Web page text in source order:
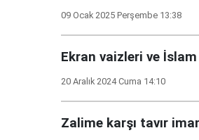
09 Ocak 2025 Perşembe 13:38
Ekran vaizleri ve İslam
20 Aralık 2024 Cuma 14:10
Zalime karşı tavır